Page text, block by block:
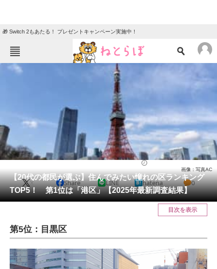
🎁 Switch 2もあたる！ プレゼントキャンペーン実施中！
ねとらぼメニュー
ニュース
クイズ
地域
住まい 教育・育児
動物 リサーチ
会員記事
メディア
ITの今と未来を見通す
スマホと通信の最新トレンド
【20代の都民が選ぶ】住んでみたい憧れの区ランキング
TOP5！ 第1位は「港区」【2025年最新調査結果】
画像：写真AC
X Share LINE hatena 0
目次を表示
第5位：目黒区